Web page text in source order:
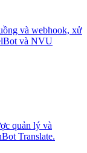
và webhook, xử
và NVU
quản lý và
Translate.